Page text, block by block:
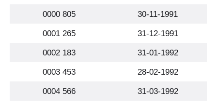
0000 805 30-11-1991
0001 265 31-12-1991
0002 183 31-01-1992
0003 453 28-02-1992
0004 566 31-03-1992